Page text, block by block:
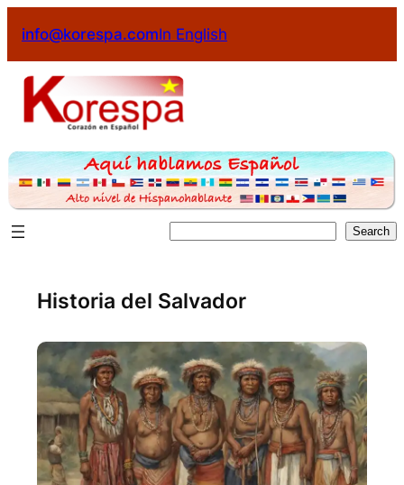
info@korespa.comIn English
Search
Historia del Salvador